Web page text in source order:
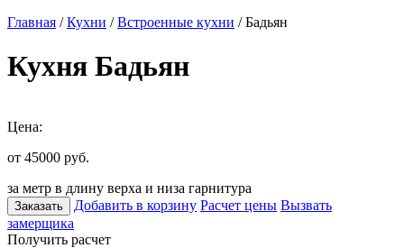
Главная /Кухни /Встроенные кухни / Бадьян
Кухня Бадьян
Цена:
от 45000 руб.
за метр в длину верха и низа гарнитура
Заказать Добавить в корзину Расчет цены Вызвать
замерщика
Получить расчет